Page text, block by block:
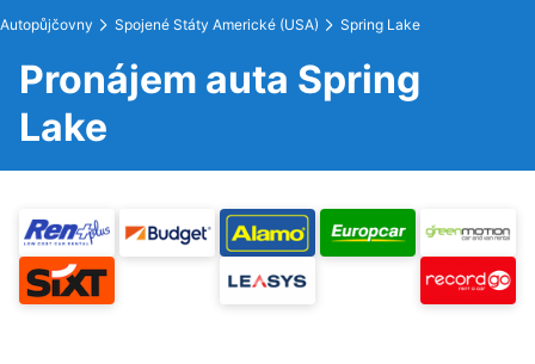
Autopůjčovny Spojené Státy Americké (USA) Spring Lake
Pronájem auta Spring
Lake